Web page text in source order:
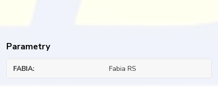
Parametry
FABIA Fabia RS